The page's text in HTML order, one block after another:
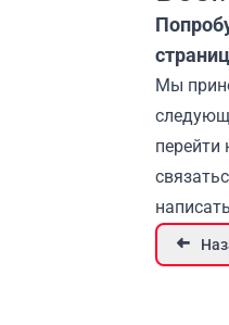
Мы
перейти